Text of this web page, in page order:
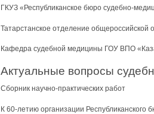
ГКУЗ «Республиканское бюро судебно-
Татарстанское отделение общероссийской
Кафедра судебной медицины ГОУ ВПО
Актуальные вопросы
Сборник научно-практических работ
К 60-летию организации Республиканского